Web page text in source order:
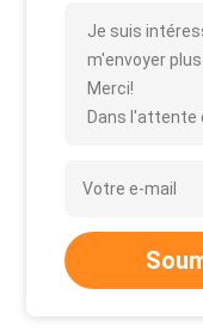
Je suis
m'envoyer
Merci!
Dans l'attente